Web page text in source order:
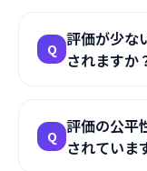
フィール単
防止のため運
Q 評価が少な
されますか
考になる形
その旨がわか
Q 評価の公平
されていま